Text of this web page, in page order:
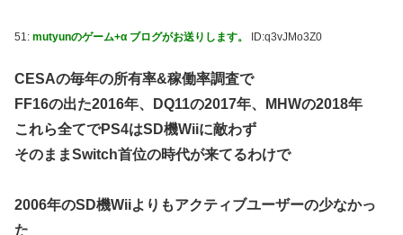
51: mutyunのゲーム+α ブログがお送りします。 ID:q3vJMo3Z0
CESAの毎年の所有率&稼働率調査で
FF16の出た2016年、DQ11の2017年、MHWの2018年
これら全てでPS4はSD機Wiiに敵わず
そのままSwitch首位の時代が来てるわけで
2006年のSD機Wiiよりもアクティブユーザーの少なかっ
た